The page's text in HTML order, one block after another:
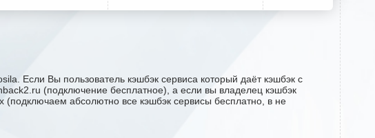
Если Вы пользователь кэшбэк сервиса который даёт кэшбэк с
(подключение бесплатное), а если вы владелец кэшбэк
(подключаем абсолютно все кэшбэк сервисы бесплатно, в не